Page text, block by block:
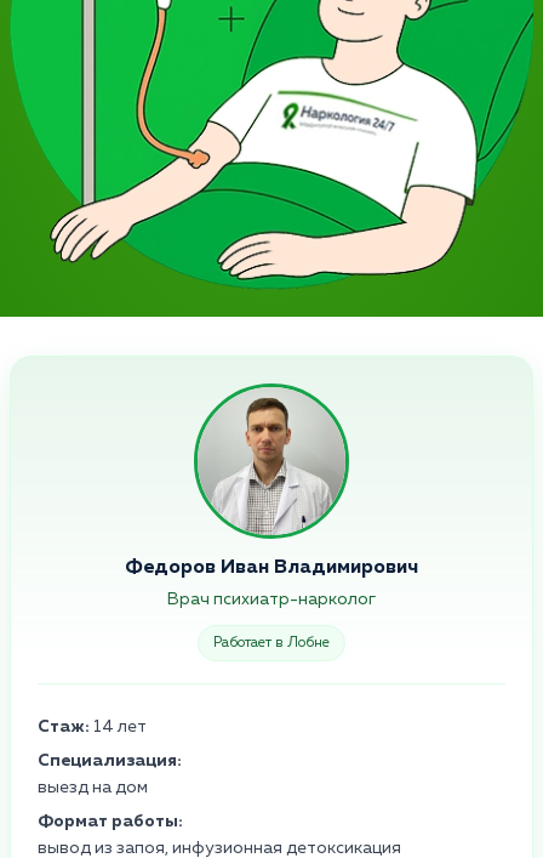
Федоров Иван Владимирович
Врач психиатр-нарколог
Работает в Лобне
Стаж: 14 лет
Специализация:
выезд на дом
Формат работы:
вывод из запоя, инфузионная детоксикация